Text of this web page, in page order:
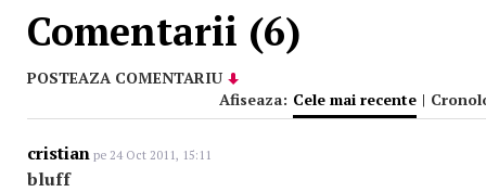
Comentarii (6)
POSTEAZA COMENTARIU
Afiseaza: Cele mai recente |
cristian pe 24 Oct 2011, 15:11
bluff